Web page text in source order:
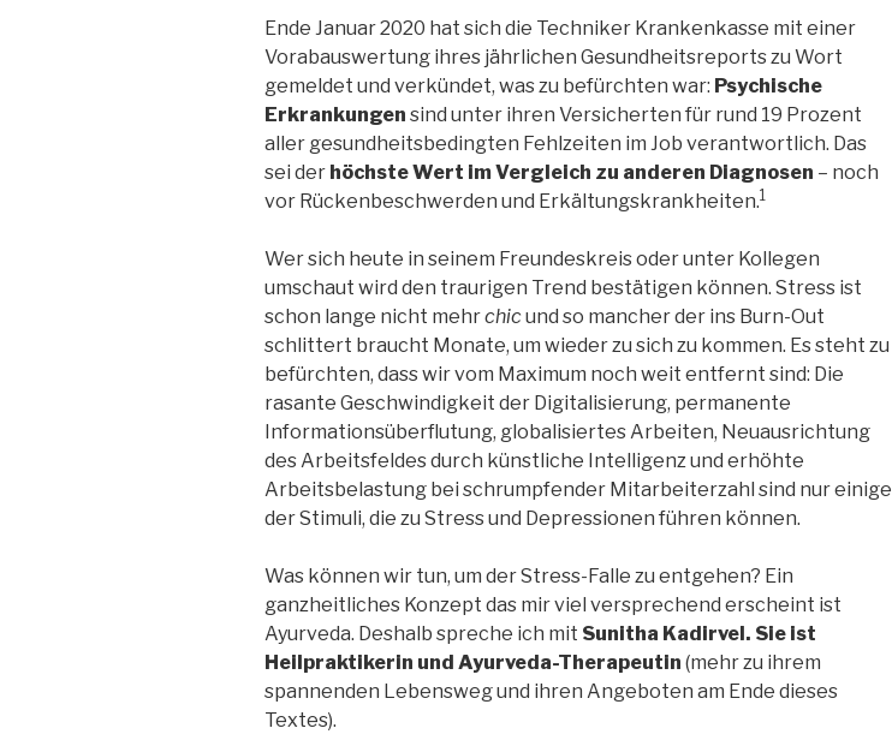
Ende Januar 2020 hat sich die Techniker Krankenkasse mit einer
Vorabauswertung ihres jährlichen Gesundheitsreports zu Wort
gemeldet und verkündet, was zu befürchten war: Psychische
Erkrankungen sind unter ihren Versicherten für rund 19 Prozent
aller gesundheitsbedingten Fehlzeiten im Job verantwortlich. Das
sei der höchste Wert im Vergleich zu anderen Diagnosen – noch
vor Rückenbeschwerden und Erkältungskrankheiten.1
Wer sich heute in seinem Freundeskreis oder unter Kollegen
umschaut wird den traurigen Trend bestätigen können. Stress ist
schon lange nicht mehrchicund so mancher der ins Burn-Out
schlittert braucht Monate, um wieder zu sich zu kommen. Es steht zu
befürchten, dass wir vom Maximum noch weit entfernt sind: Die
rasante Geschwindigkeit der Digitalisierung, permanente
Informationsüberflutung, globalisiertes Arbeiten, Neuausrichtung
des Arbeitsfeldes durch künstliche Intelligenz und erhöhte
Arbeitsbelastung bei schrumpfender Mitarbeiterzahl sind nur einige
der Stimuli, die zu Stress und Depressionen führen können.
Was können wir tun, um der Stress-Falle zu entgehen? Ein
ganzheitliches Konzept das mir viel versprechend erscheint ist
Ayurveda. Deshalb spreche ich mit Sunitha Kadirvel. Sie ist
Heilpraktikerin und Ayurveda-Therapeutin (mehr zu ihrem
spannenden Lebensweg und ihren Angeboten am Ende dieses
Textes).